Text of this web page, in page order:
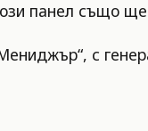
панел също
с